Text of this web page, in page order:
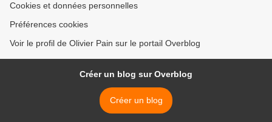
Cookies et données personnelles
Préférences cookies
Voir le profil de Olivier Pain sur le portail Overblog
Créer un blog sur Overblog
Créer un blog